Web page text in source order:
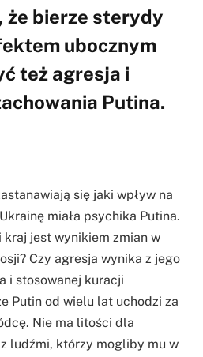
że bierze sterydy
ubocznym
też agresja i
Putina.
się jaki wpływ na
miała psychika Putina.
kraj jest wynikiem zmian w
Czy agresja wynika z jego
i stosowanej kuracji
Putin od wielu lat uchodzi za
Nie ma litości dla
ludźmi, którzy mogliby mu w